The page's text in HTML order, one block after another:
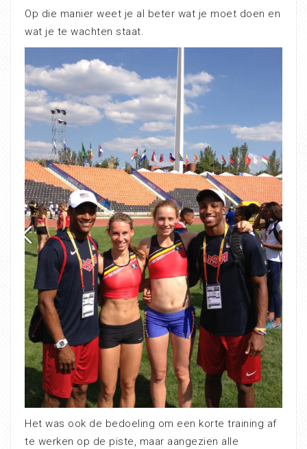
Op die manier weet je al beter wat je moet doen en
wat je te wachten staat.
Het was ook de bedoeling om een korte training af
te werken op de piste, maar aangezien alle